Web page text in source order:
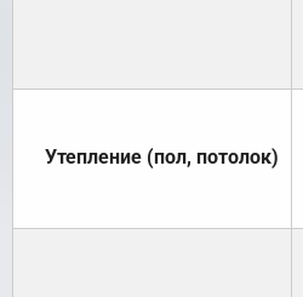
Утепление (пол, потолок)